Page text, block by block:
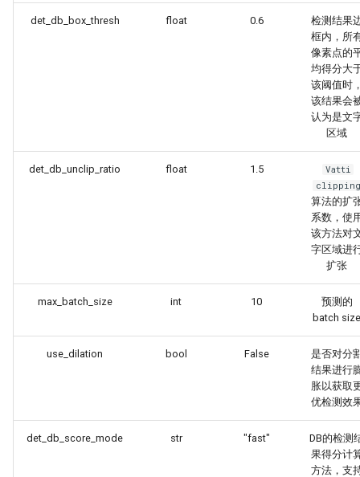
det_db_box_thresh float 0.6
检测结果
框内，所
像素点的
均得分大
该阈值时
该结果会
认为是文
区域
det_db_unclip_ratio float 1.5
Vatti
clipping
算法的扩
系数，使
该方法对
字区域进
扩张
max_batch_size int 10
预测的
batch size
use_dilation bool False
是否对分
结果进行
胀以获取
优检测效
det_db_score_mode str "fast"
DB的检测
果得分计
方法，支